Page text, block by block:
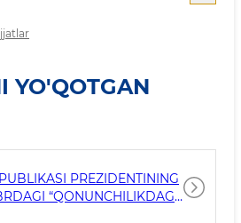
YO'QOTGAN
PREZIDENTINING
“QONUNCHILIKDAGI